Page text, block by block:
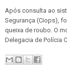
Após consulta ao
Segurança (Ciops),
queixa de roubo. O
Delegacia de Polícia